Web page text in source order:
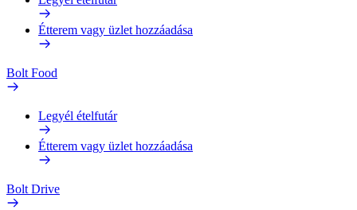
Étterem vagy üzlet hozzáadása
Bolt Food
Legyél ételfutár
Étterem vagy üzlet hozzáadása
Bolt Drive